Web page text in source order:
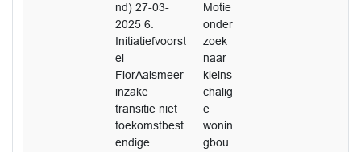
nd) 27-03-
2025 6.
Initiatiefvoorst
el
FlorAalsmeer
inzake
transitie niet
toekomstbest
endige
Motie
onder
zoek
naar
kleins
chalig
e
wonin
gbou